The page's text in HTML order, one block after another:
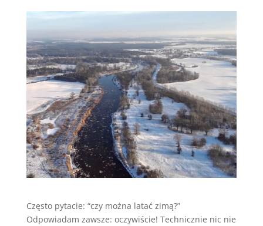
Często pytacie: “czy można latać zimą?”
Odpowiadam zawsze: oczywiście! Technicznie nic nie